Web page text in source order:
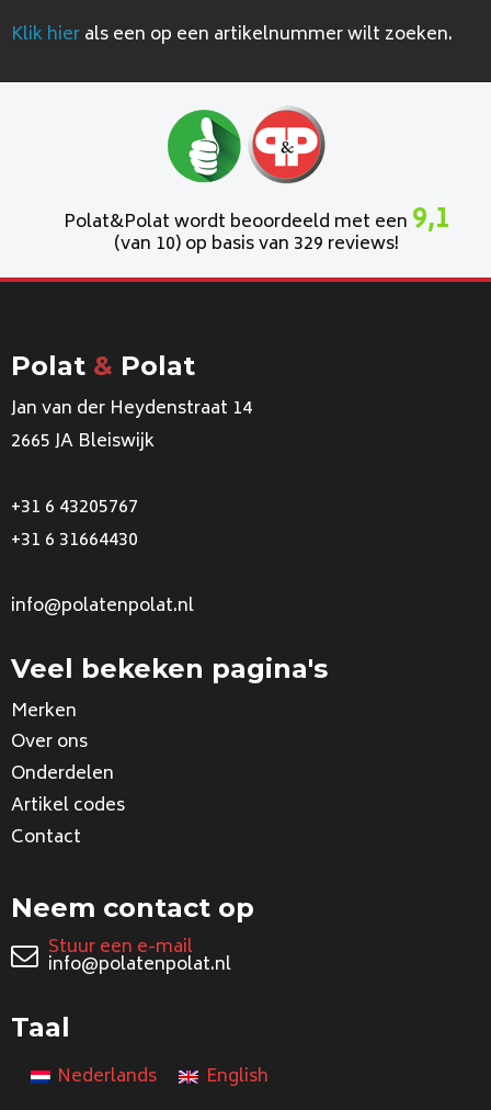
Klik hierals een op een artikelnummer wilt zoeken.
Polat&Polat wordt beoordeeld met een 9,1
(van 10) op basis van 329 reviews!
Polat & Polat
Jan van der Heydenstraat 14
2665 JA Bleiswijk
+31 6 43205767
+31 6 31664430
info@polatenpolat.nl
Veel bekeken pagina's
Merken
Over ons
Onderdelen
Artikel codes
Contact
Neem contact op
Stuur een e-mail
info@polatenpolat.nl
Taal
Nederlands English